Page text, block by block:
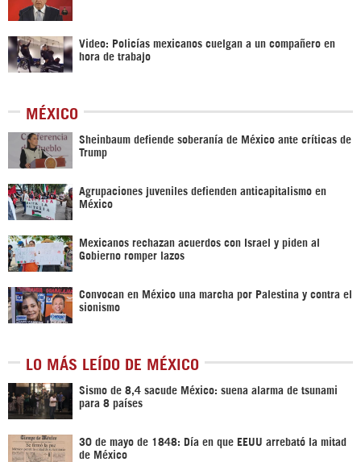
Video: Policías mexicanos cuelgan a un compañero en
hora de trabajo
MÉXICO
Sheinbaum defiende soberanía de México ante críticas de
Trump
Agrupaciones juveniles defienden anticapitalismo en
México
Mexicanos rechazan acuerdos con Israel y piden al
Gobierno romper lazos
Convocan en México una marcha por Palestina y contra el
sionismo
LO MÁS LEÍDO DE MÉXICO
Sismo de 8,4 sacude México: suena alarma de tsunami
para 8 países
30 de mayo de 1848: Día en que EEUU arrebató la mitad
de México